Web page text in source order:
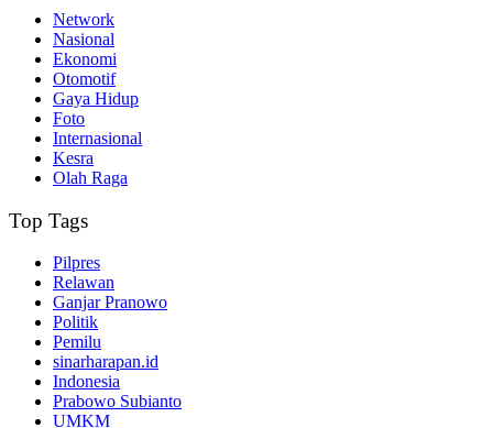
Network
Nasional
Ekonomi
Otomotif
Gaya Hidup
Foto
Internasional
Kesra
Olah Raga
Top Tags
Pilpres
Relawan
Ganjar Pranowo
Politik
Pemilu
sinarharapan.id
Indonesia
Prabowo Subianto
UMKM